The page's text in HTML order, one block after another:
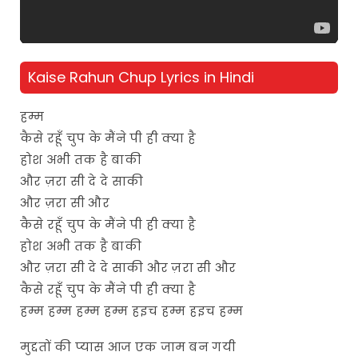
Kaise Rahun Chup Lyrics in Hindi
हम्म
कैसे रहूँ चुप के मैंने पी ही क्या है
होश अभी तक है बाकी
और ज़रा सी दे दे साकी
और ज़रा सी और
कैसे रहूँ चुप के मैंने पी ही क्या है
होश अभी तक है बाकी
और ज़रा सी दे दे साकी और ज़रा सी और
कैसे रहूँ चुप के मैंने पी ही क्या है
हम्म हम्म हम्म हम्म हइच हम्म हइच हम्म
मुद्दतों की प्यास आज एक जाम बन गयी